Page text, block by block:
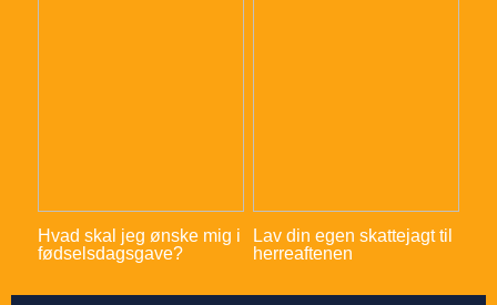
Hvad skal jeg ønske mig i
fødselsdagsgave?
Lav din egen skattejagt til
herreaftenen